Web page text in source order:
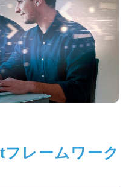
レームワーク